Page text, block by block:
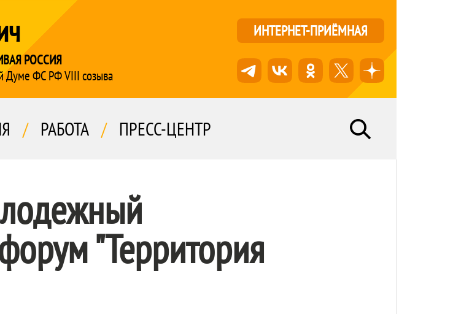
РОССИЯ
Думе ФС РФ VIII созыва
ИНТЕРНЕТ-ПРИЁМНАЯ
/ РАБОТА / ПРЕСС-ЦЕНТР
"Территория